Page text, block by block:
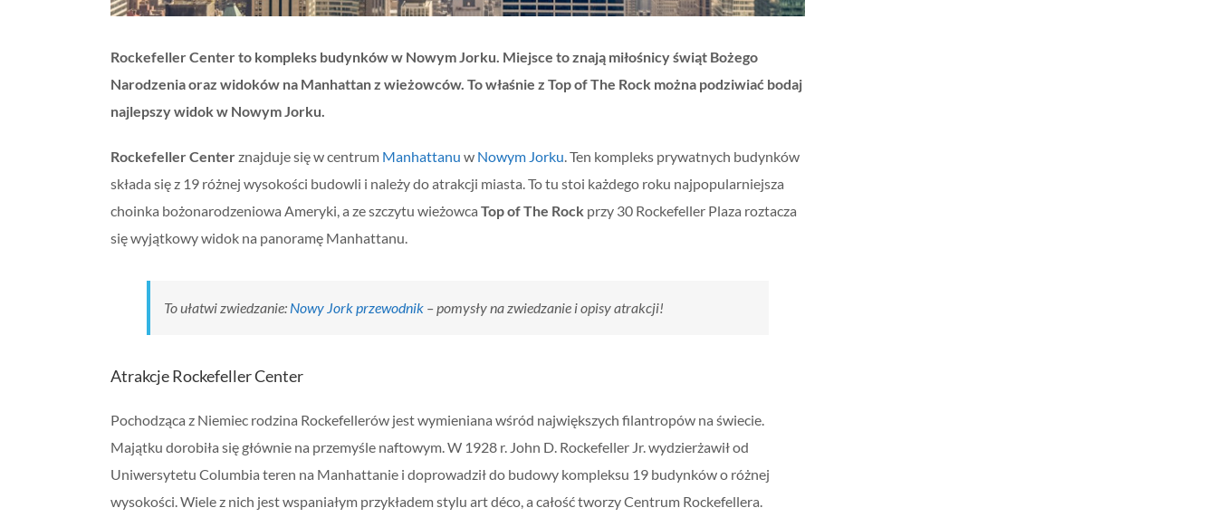
Rockefeller Center to kompleks budynków w Nowym Jorku. Miejsce to znają miłośnicy świąt Bożego
Narodzenia oraz widoków na Manhattan z wieżowców. To właśnie z Top of The Rock można podziwiać bodaj
najlepszy widok w Nowym Jorku.
Rockefeller Centerznajduje się w centrum Manhattanu w Nowym Jorku. Ten kompleks prywatnych budynków
składa się z 19 różnej wysokości budowli i należy do atrakcji miasta. To tu stoi każdego roku najpopularniejsza
choinka bożonarodzeniowa Ameryki, a ze szczytu wieżowca Top of The Rock przy 30 Rockefeller Plaza roztacza
się wyjątkowy widok na panoramę Manhattanu.
To ułatwi zwiedzanie: Nowy Jork przewodnik – pomysły na zwiedzanie i opisy atrakcji!
Atrakcje Rockefeller Center
Pochodząca z Niemiec rodzina Rockefellerów jest wymieniana wśród największych filantropów na świecie.
Majątku dorobiła się głównie na przemyśle naftowym. W 1928 r. John D. Rockefeller Jr. wydzierżawił od
Uniwersytetu Columbia teren na Manhattanie i doprowadził do budowy kompleksu 19 budynków o różnej
wysokości. Wiele z nich jest wspaniałym przykładem stylu art déco, a całość tworzy Centrum Rockefellera.